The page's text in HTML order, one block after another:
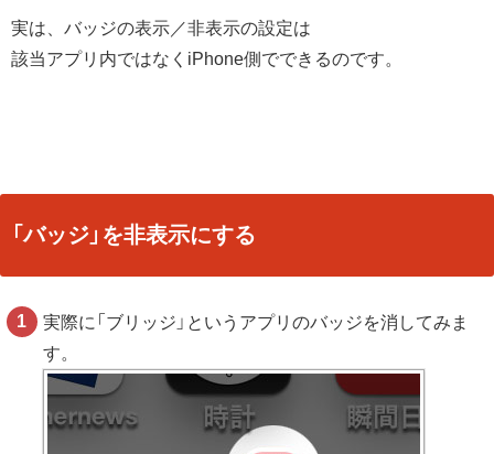
実は、バッジの表示／非表示の設定は
該当アプリ内ではなくiPhone側でできるのです。
「バッジ」を非表示にする
実際に「ブリッジ」というアプリのバッジを消してみま
す。